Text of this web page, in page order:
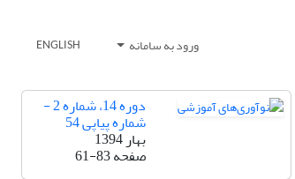
ورود به سامانه ENGLISH
دوره 14، شماره 2 -
شماره پیاپی 54
بهار 1394
صفحه61-83